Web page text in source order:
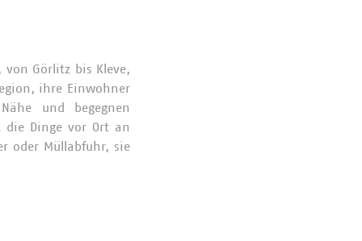
von Görlitz bis Kleve,
ihre Einwohner
und begegnen
die Dinge vor Ort an
oder Müllabfuhr, sie